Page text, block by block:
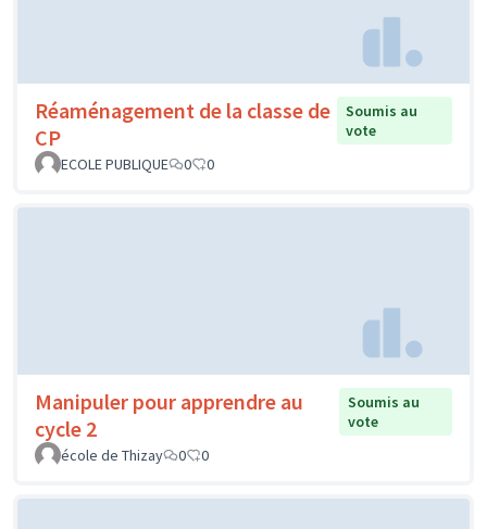
Réaménagement de la classe de
CP
Soumis au
vote
ECOLE PUBLIQUE
0 0
Manipuler pour apprendre au
cycle 2
Soumis au
vote
école de Thizay
0 0